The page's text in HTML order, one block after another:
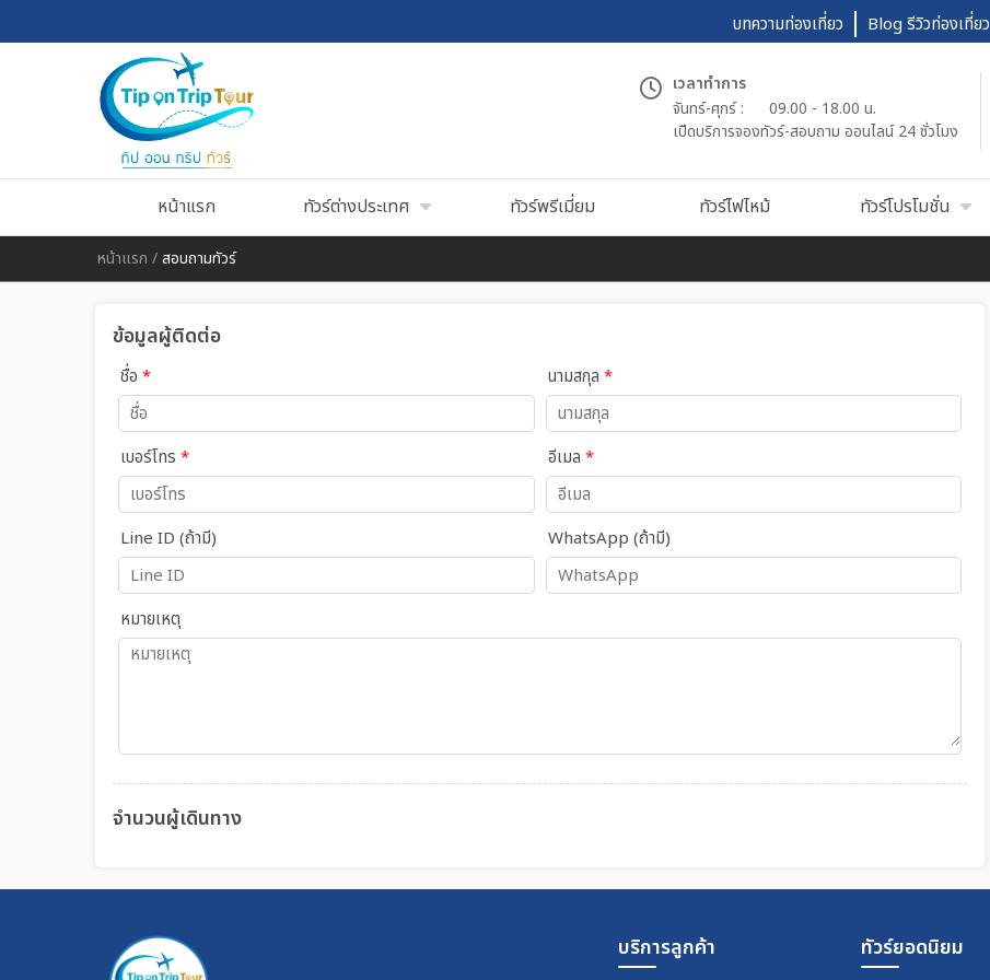
บทความท่องเที่ยว Blog รีวิวท่องเที่ยว
เวลาทำการ
จันทร์-ศุกร์ :
09.00 - 18.00 น.
เปืดบริการจองทัวร์-สอบถาม ออนไลน์ 24 ชั่วโมง
หน้าแรก ทัวร์ต่างประเทศ ทัวร์พรีเมี่ยม ทัวร์ไฟไหม้ ทัวร์โปรโมชั่น
หน้าแรก /สอบถามทัวร์
ข้อมูลผู้ติดต่อ
ชื่อ * นามสกุล *
เบอร์โทร * อีเมล *
Line ID (ถ้ามี) WhatsApp (ถ้ามี)
หมายเหตุ
จำนวนผู้เดินทาง
บริการลูกค้า ทัวร์ยอดนิยม